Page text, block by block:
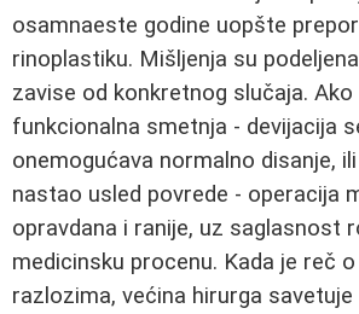
osamnaeste godine uopšte
rinoplastiku. Mišljenja su
zavise od konkretnog slučaja.
funkcionalna smetnja - devijacija
onemogućava normalno disanje,
nastao usled povrede - operacija
opravdana i ranije, uz saglasnost
medicinsku procenu. Kada je reč
razlozima, većina hirurga